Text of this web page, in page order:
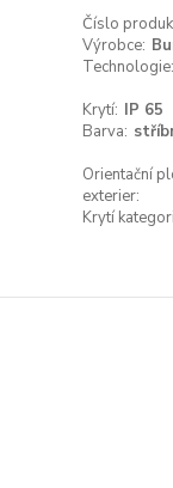
Číslo
Výrobce:
Technologie:
Krytí: IP 65
Barva:
Orientační
exterier:
Krytí